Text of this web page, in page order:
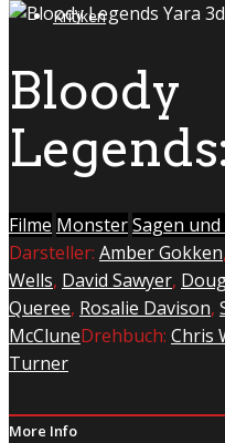
Kritiken
Bloody
Filme MonsterSagen
Darsteller: Amber Gokken,
Wells, David Sawyer,
Queree, Rosalie Davison,
McCluneDrehbuch: Chris
Turner
More Info